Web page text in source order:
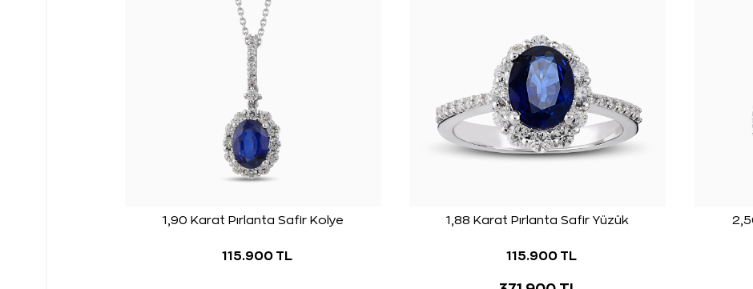
1,90 Karat Pırlanta Safir Kolye
115.900 TL
1,88 Karat Pırlanta Safir Yüzük
115.900 TL